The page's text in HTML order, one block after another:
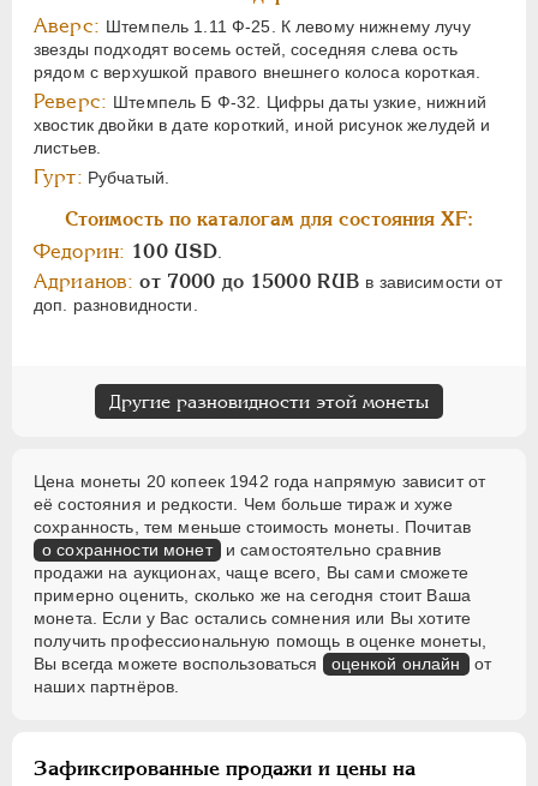
Аверс: Штемпель 1.11 Ф-25. К левому нижнему лучу
звезды подходят восемь остей, соседняя слева ость
рядом с верхушкой правого внешнего колоса короткая.
Реверс: Штемпель Б Ф-32. Цифры даты узкие, нижний
хвостик двойки в дате короткий, иной рисунок желудей и
листьев.
Гурт: Рубчатый.
Стоимость по каталогам для состояния XF:
Федорин: 100 USD
Адрианов: от 7000 до 15000 RUB в зависимости от
доп. разновидности.
Другие разновидности этой монеты
Цена монеты 20 копеек 1942 года напрямую зависит от
её состояния и редкости. Чем больше тираж и хуже
сохранность, тем меньше стоимость монеты. Почитав
о сохранности монет и самостоятельно сравнив
продажи на аукционах, чаще всего, Вы сами сможете
примерно оценить, сколько же на сегодня стоит Ваша
монета. Если у Вас остались сомнения или Вы хотите
получить профессиональную помощь в оценке монеты,
Вы всегда можете воспользоваться
оценкой онлайн от
наших партнёров.
Зафиксированные продажи и цены на